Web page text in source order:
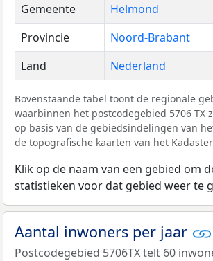
Gemeente
Helmond
Provincie
Noord-Brabant
Land
Nederland
Bovenstaande tabel toont de regionale
waarbinnen het postcodegebied 5706 TX
op basis van de gebiedsindelingen van
de topografische kaarten van het
Klik op de naam van een gebied om
statistieken voor dat gebied weer te
Aantal inwoners per jaar
Postcodegebied 5706TX telt 60